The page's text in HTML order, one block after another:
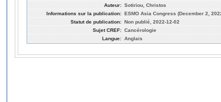
Auteur: Sotiriou, Christos
Informations sur la publication: ESMO Asia Congress (December 2,
Statut de publication: Non publié, 2022-12-02
Sujet CREF: Cancérologie
Langue: Anglais